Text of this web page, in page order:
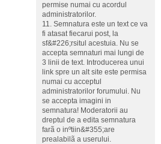
permise numai cu acordul
administratorilor.
11. Semnatura este un text ce va
fi atasat fiecarui post, la
sf&#226;rsitul acestuia. Nu se
accepta semnaturi mai lungi de
3 linii de text. Introducerea unui
link spre un alt site este permisa
numai cu acceptul
administratorilor forumului. Nu
se accepta imagini in
semnatura! Moderatorii au
dreptul de a edita semnatura
farã o inºtiin&#355;are
prealabilã a userului.